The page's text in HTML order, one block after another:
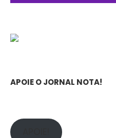
APOIE O JORNAL NOTA!